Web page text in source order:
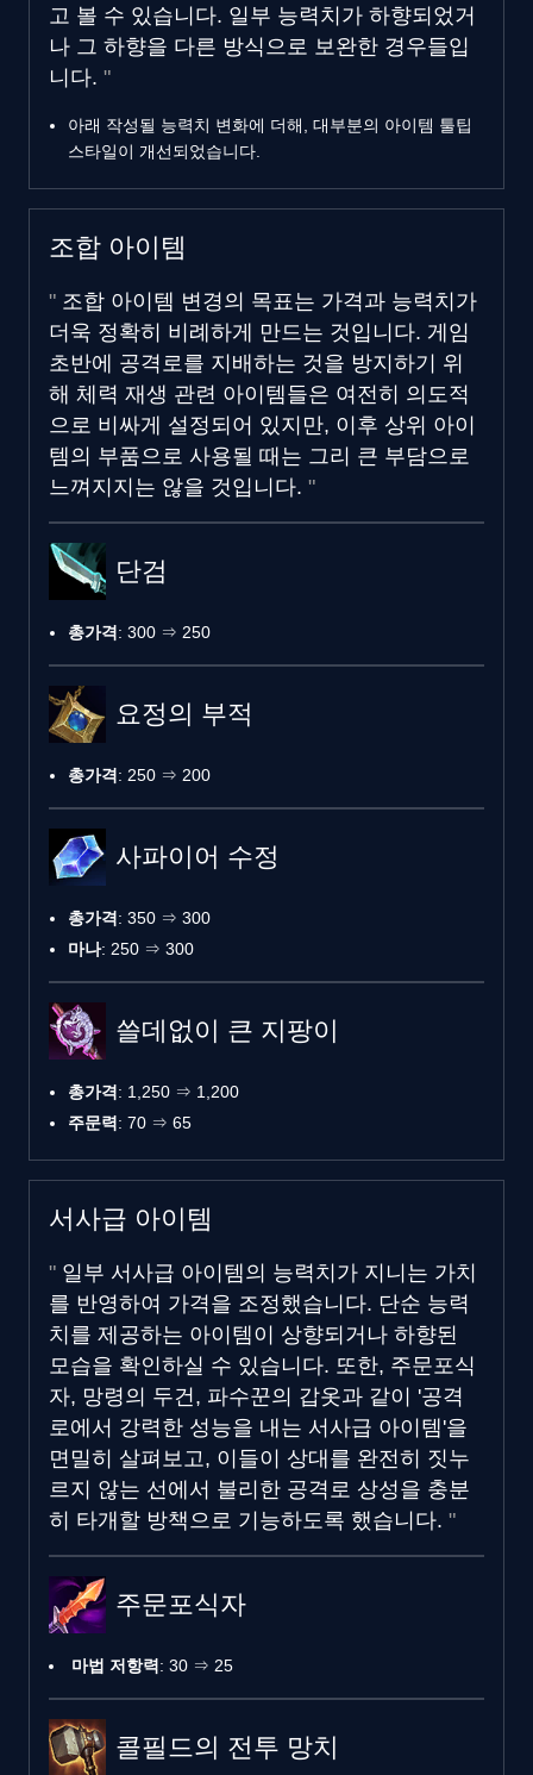
고 볼 수 있습니다. 일부 능력치가 하향되었거
나 그 하향을 다른 방식으로 보완한 경우들입
니다.
아래 작성될 능력치 변화에 더해, 대부분의 아이템 툴팁
스타일이 개선되었습니다.
조합 아이템
조합 아이템 변경의 목표는 가격과 능력치가
더욱 정확히 비례하게 만드는 것입니다. 게임
초반에 공격로를 지배하는 것을 방지하기 위
해 체력 재생 관련 아이템들은 여전히 의도적
으로 비싸게 설정되어 있지만, 이후 상위 아이
템의 부품으로 사용될 때는 그리 큰 부담으로
느껴지지는 않을 것입니다.
단검
총가격: 300 ⇒ 250
요정의 부적
총가격: 250 ⇒ 200
사파이어 수정
총가격: 350 ⇒ 300
마나: 250 ⇒ 300
쓸데없이 큰 지팡이
총가격: 1,250 ⇒ 1,200
주문력: 70 ⇒ 65
서사급 아이템
일부 서사급 아이템의 능력치가 지니는 가치
를 반영하여 가격을 조정했습니다. 단순 능력
치를 제공하는 아이템이 상향되거나 하향된
모습을 확인하실 수 있습니다. 또한, 주문포식
자, 망령의 두건, 파수꾼의 갑옷과 같이 '공격
로에서 강력한 성능을 내는 서사급 아이템'을
면밀히 살펴보고, 이들이 상대를 완전히 짓누
르지 않는 선에서 불리한 공격로 상성을 충분
히 타개할 방책으로 기능하도록 했습니다.
주문포식자
마법 저항력: 30 ⇒ 25
콜필드의 전투 망치